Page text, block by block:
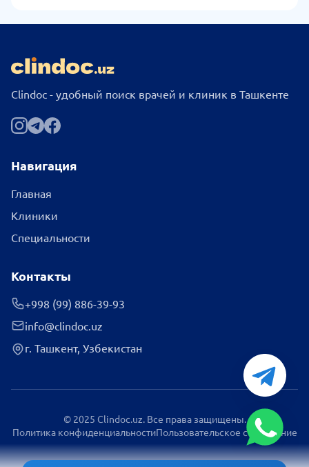
Clindoc - удобный поиск врачей и клиник в Ташкенте
Навигация
Главная
Клиники
Специальности
Контакты
+998 (99) 886-39-93
info@clindoc.uz
г. Ташкент, Узбекистан
© 2025 Clindoc.uz. Все права защищены.
Политика конфиденциальностиПользовательское соглашение